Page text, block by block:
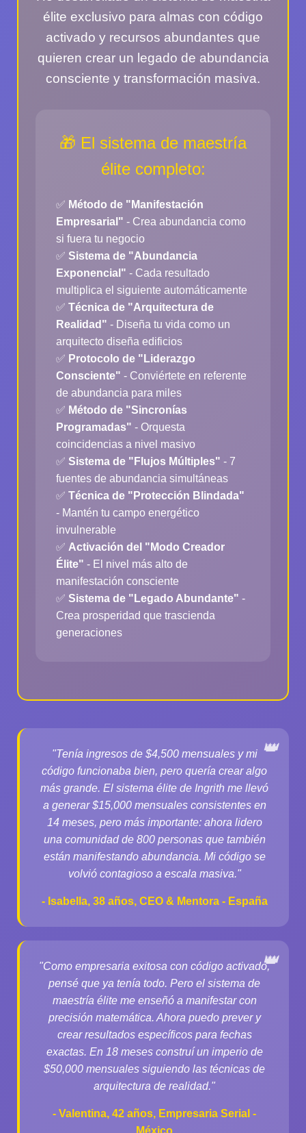
élite exclusivo para almas con código
activado y recursos abundantes que
quieren crear un legado de abundancia
consciente y transformación masiva.
🎁 El sistema de maestría
élite completo:
✅ Método de "Manifestación
Empresarial" - Crea abundancia como
si fuera tu negocio
✅ Sistema de "Abundancia
Exponencial" - Cada resultado
multiplica el siguiente automáticamente
✅ Técnica de "Arquitectura de
Realidad" - Diseña tu vida como un
arquitecto diseña edificios
✅ Protocolo de "Liderazgo
Consciente" - Conviértete en referente
de abundancia para miles
✅ Método de "Sincronías
Programadas" - Orquesta
coincidencias a nivel masivo
✅ Sistema de "Flujos Múltiples" - 7
fuentes de abundancia simultáneas
✅ Técnica de "Protección Blindada"
- Mantén tu campo energético
invulnerable
✅ Activación del "Modo Creador
Élite" - El nivel más alto de
manifestación consciente
✅ Sistema de "Legado Abundante" -
Crea prosperidad que trascienda
generaciones
"Tenía ingresos de $4,500 mensuales y mi
código funcionaba bien, pero quería crear algo
más grande. El sistema élite de Ingrith me llevó
a generar $15,000 mensuales consistentes en
14 meses, pero más importante: ahora lidero
una comunidad de 800 personas que también
están manifestando abundancia. Mi código se
volvió contagioso a escala masiva."
- Isabella, 38 años, CEO & Mentora - España
"Como empresaria exitosa con código activado,
pensé que ya tenía todo. Pero el sistema de
maestría élite me enseñó a manifestar con
precisión matemática. Ahora puedo prever y
crear resultados específicos para fechas
exactas. En 18 meses construí un imperio de
$50,000 mensuales siguiendo las técnicas de
arquitectura de realidad."
- Valentina, 42 años, Empresaria Serial -
México